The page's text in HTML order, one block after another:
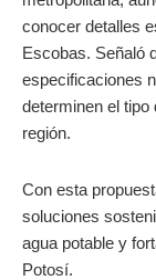
conocer detalles
Escobas. Señaló
especificaciones
determinen el
región.
Con esta
soluciones
agua potable y
Potosí.